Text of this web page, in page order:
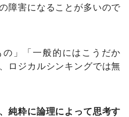
障害になることが多いので
の」「一般的にはこうだか
ロジカルシンキングでは無
純粋に論理によって思考す